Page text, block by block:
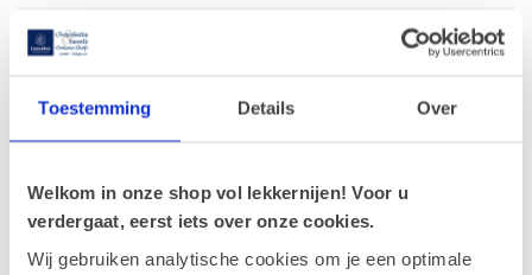
Toestemming Details Over
Welkom in onze shop vol lekkernijen! Voor u
verdergaat, eerst iets over onze cookies.
Wij gebruiken analytische cookies om je een optimale
€8,50
Op voorraad